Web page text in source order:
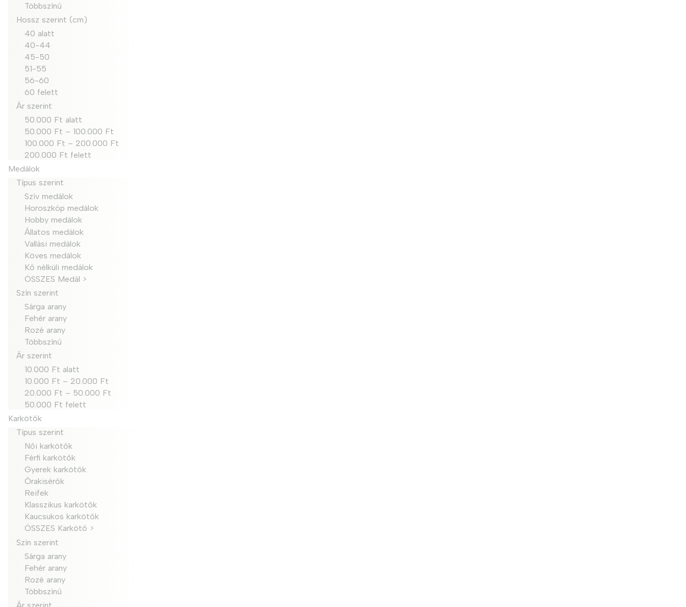
Többszínű
Hossz szerint (cm)
40 alatt
40-44
45-50
51-55
56-60
60 felett
Ár szerint
50.000 Ft alatt
50.000 Ft – 100.000 Ft
100.000 Ft – 200.000 Ft
200.000 Ft felett
Medálok
Típus szerint
Szív medálok
Horoszkóp medálok
Hobby medálok
Állatos medálok
Vallási medálok
Köves medálok
Kő nélküli medálok
ÖSSZES Medál >
Szín szerint
Sárga arany
Fehér arany
Rozé arany
Többszínű
Ár szerint
10.000 Ft alatt
10.000 Ft – 20.000 Ft
20.000 Ft – 50.000 Ft
50.000 Ft felett
Karkötők
Típus szerint
Női karkötők
Férfi karkötők
Gyerek karkötők
Órakisérők
Reifek
Klasszikus karkötők
Kaucsukos karkötők
ÖSSZES Karkötő >
Szín szerint
Sárga arany
Fehér arany
Rozé arany
Többszínű